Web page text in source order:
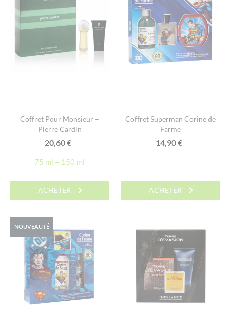
Coffret Pour Monsieur –
Pierre Cardin
20,60€
75 ml + 150 ml
ACHETER
Coffret Superman Corine de
Farme
14,90€
ACHETER
NOUVEAUTÉ